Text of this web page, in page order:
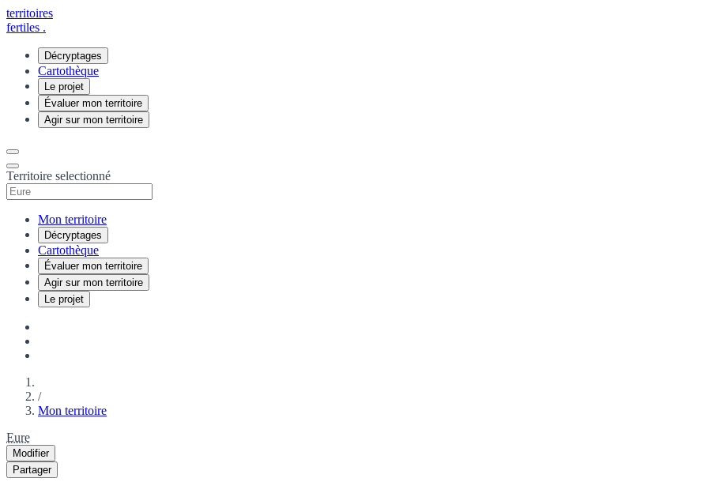
territoires
fertiles .
Décryptages
Cartothèque
Le projet
Évaluer mon territoire
Agir sur mon territoire
Territoire selectionné
Mon territoire
Décryptages
Cartothèque
Évaluer mon territoire
Agir sur mon territoire
Le projet
/
Mon territoire
Eure
Modifier
Partager